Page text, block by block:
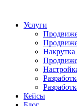
Услуги
Кейсы